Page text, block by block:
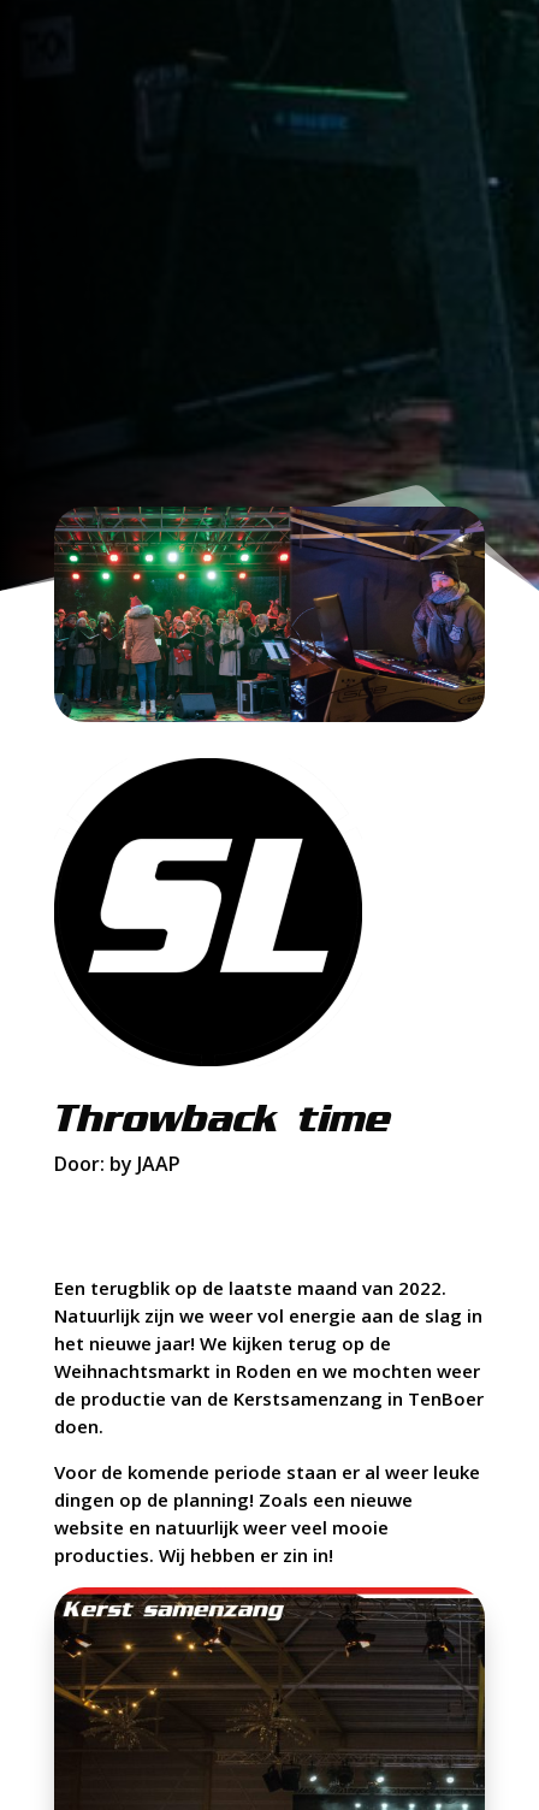
Throwback time
Door: by JAAP
Een terugblik op de laatste maand van 2022.
Natuurlijk zijn we weer vol energie aan de slag in
het nieuwe jaar! We kijken terug op de
Weihnachtsmarkt in Roden en we mochten weer
de productie van de Kerstsamenzang in TenBoer
doen.
Voor de komende periode staan er al weer leuke
dingen op de planning! Zoals een nieuwe
website en natuurlijk weer veel mooie
producties. Wij hebben er zin in!